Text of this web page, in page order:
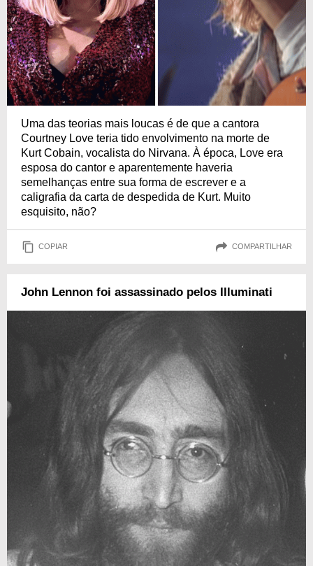
Uma das teorias mais loucas é de que a cantora
Courtney Love teria tido envolvimento na morte de
Kurt Cobain, vocalista do Nirvana. À época, Love era
esposa do cantor e aparentemente haveria
semelhanças entre sua forma de escrever e a
caligrafia da carta de despedida de Kurt. Muito
esquisito, não?
COPIAR COMPARTILHAR
John Lennon foi assassinado pelos Illuminati